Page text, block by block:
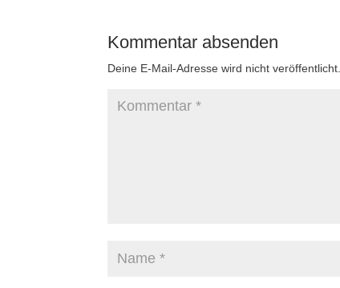
Kommentar absenden
Deine E-Mail-Adresse wird nicht veröffentlicht.